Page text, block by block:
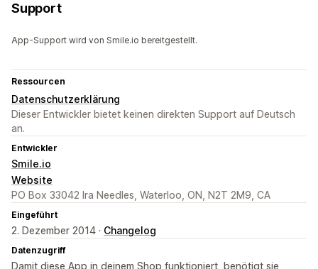
Support
App-Support wird von Smile.io bereitgestellt.
Ressourcen
Datenschutzerklärung
Dieser Entwickler bietet keinen direkten Support auf Deutsch
an.
Entwickler
Smile.io
Website
PO Box 33042 Ira Needles, Waterloo, ON, N2T 2M9, CA
Eingeführt
2. Dezember 2014 · Changelog
Datenzugriff
Damit diese App in deinem Shop funktioniert, benötigt sie